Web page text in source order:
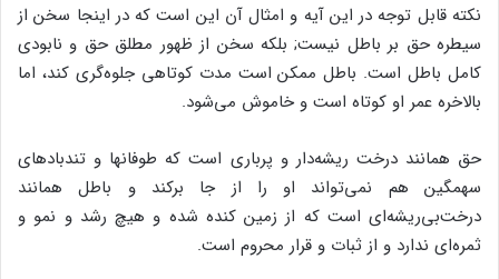
نکته قابل توجه در این آیه و امثال آن این است که در اینجا سخن از
سیطره حق بر باطل نیست; بلکه سخن از ظهور مطلق حق و نابودى
کامل باطل است. باطل ممکن است مدت کوتاهى جلوه‌‌گرى کند، اما
بالاخره عمر او کوتاه است و خاموش مى‌‌شود.
حق همانند درخت ریشه‌‌دار و پربارى است که طوفانها و تندبادهاى
سهمگین هم نمى‌‌تواند او را از جا برکند و باطل همانند
درخت‌‌بى‌‌ریشه‌‌اى است که از زمین کنده شده و هیچ رشد و نمو و
ثمره‌‌اى ندارد و از ثبات و قرار محروم است.